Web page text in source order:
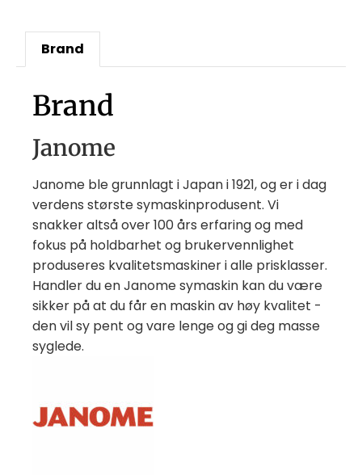
Brand
Brand
Janome
Janome ble grunnlagt i Japan i 1921, og er i dag
verdens største symaskinprodusent. Vi
snakker altså over 100 års erfaring og med
fokus på holdbarhet og brukervennlighet
produseres kvalitetsmaskiner i alle prisklasser.
Handler du en Janome symaskin kan du være
sikker på at du får en maskin av høy kvalitet -
den vil sy pent og vare lenge og gi deg masse
syglede.